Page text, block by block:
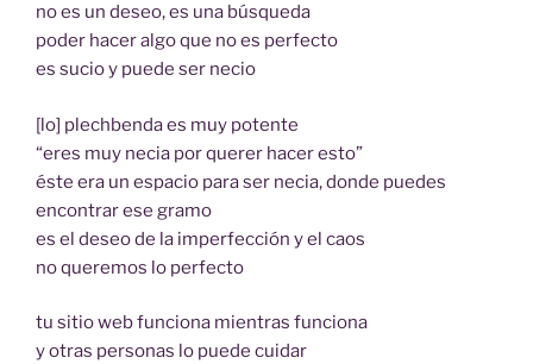
no es un deseo, es una búsqueda
poder hacer algo que no es perfecto
es sucio y puede ser necio
[lo] plechbenda es muy potente
“eres muy necia por querer hacer esto”
éste era un espacio para ser necia, donde puedes
encontrar ese gramo
es el deseo de la imperfección y el caos
no queremos lo perfecto
tu sitio web funciona mientras funciona
y otras personas lo puede cuidar